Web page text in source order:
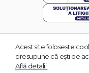
© 2026 Grupul
Acest site foloseşte
presupune că eşti de
Află detalii.